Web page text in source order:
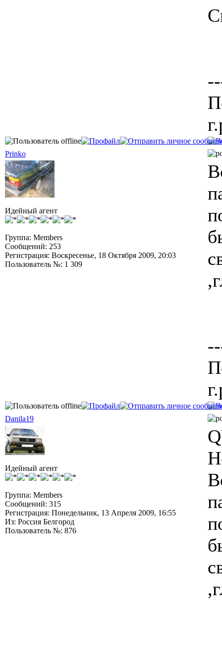
Prinko
Идейный агент
Группа: Members
Сообщений: 253
Регистрация: Воскресенье, 18 Октября 2009, 20:03
Пользователь №: 1 309
Danila19
Идейный агент
Группа: Members
Сообщений: 315
Регистрация: Понедельник, 13 Апреля 2009, 16:55
Из: Россия Белгород
Пользователь №: 876